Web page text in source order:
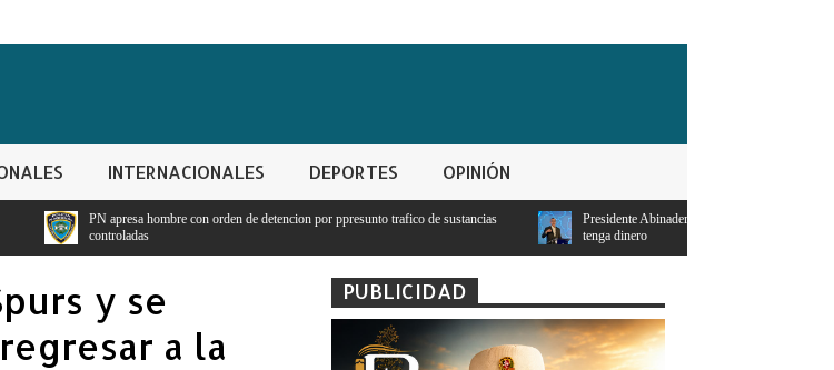
INTERNACIONALES DEPORTES OPINIÓN
hombre con orden de detencion por ppresunto trafico de sustancias
Presidente Abinader: Ningún estudiante con notas mayores a 95 se
y se
a la
PUBLICIDAD